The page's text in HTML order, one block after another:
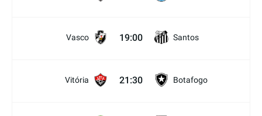
Vasco 19:00 Santos
Vitória 21:30 Botafogo